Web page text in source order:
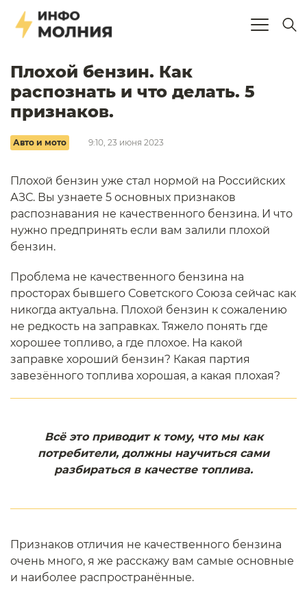
Плохой бензин. Как
распознать и что делать. 5
признаков.
Авто и мото 9:10, 23 июня 2023
Плохой бензин уже стал нормой на Российских
АЗС. Вы узнаете 5 основных признаков
распознавания не качественного бензина. И что
нужно предпринять если вам залили плохой
бензин.
Проблема не качественного бензина на
просторах бывшего Советского Союза сейчас как
никогда актуальна. Плохой бензин к сожалению
не редкость на заправках. Тяжело понять где
хорошее топливо, а где плохое. На какой
заправке хороший бензин? Какая партия
завезённого топлива хорошая, а какая плохая?
Всё это приводит к тому, что мы как
потребители, должны научиться сами
разбираться в качестве топлива.
Признаков отличия не качественного бензина
очень много, я же расскажу вам самые основные
и наиболее распространённые.